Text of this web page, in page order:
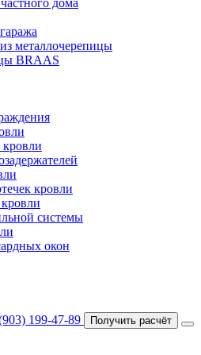
дома
металлочерепицы
BRAAS
кровли
системы
окон
199-47-89 Получить расчёт